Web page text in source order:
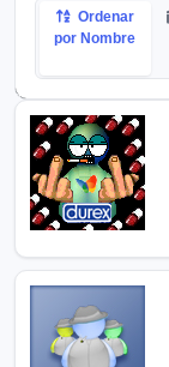
Ordenar
por Nombre